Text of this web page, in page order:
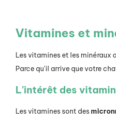
Vitamines et
Les vitamines et les
Parce qu'il arrive que votre
L'intérêt des
Les vitamines sont des